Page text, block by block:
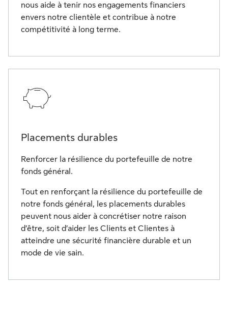
nous aide à tenir nos engagements financiers
envers notre clientèle et contribue à notre
compétitivité à long terme.
Placements durables
Renforcer la résilience du portefeuille de notre
fonds général.
Tout en renforçant la résilience du portefeuille de
notre fonds général, les placements durables
peuvent nous aider à concrétiser notre raison
d’être, soit d’aider les Clients et Clientes à
atteindre une sécurité financière durable et un
mode de vie sain.